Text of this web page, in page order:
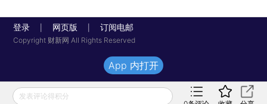
登录 网页版 订阅电邮
Copyright 财新网 All Rights Reserved
发表评论得积分
App 内打开